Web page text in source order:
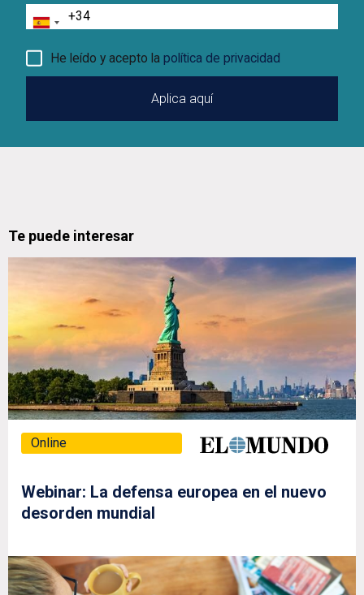
Teléfono
He leído y acepto la política de privacidad
Te puede interesar
Online
Webinar: La defensa europea en el nuevo
desorden mundial